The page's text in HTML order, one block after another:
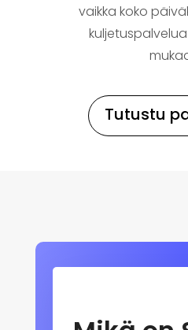
vaikka koko
Tutustu